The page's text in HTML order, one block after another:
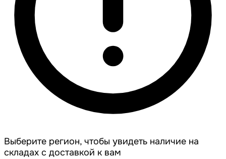
Выберите регион, чтобы увидеть наличие на
складах с доставкой к вам